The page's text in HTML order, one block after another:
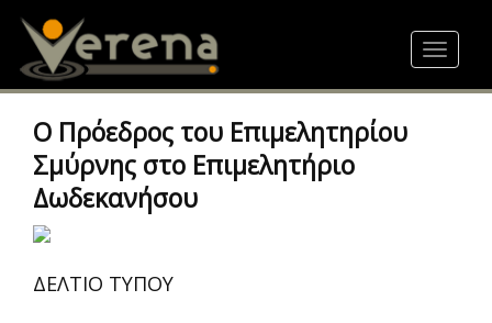
content
Toggle
Ο Πρόεδρος του Επιμελητηρίου
Σμύρνης στο Επιμελητήριο
Δωδεκανήσου
ΔΕΛΤΙΟ ΤΥΠΟΥ